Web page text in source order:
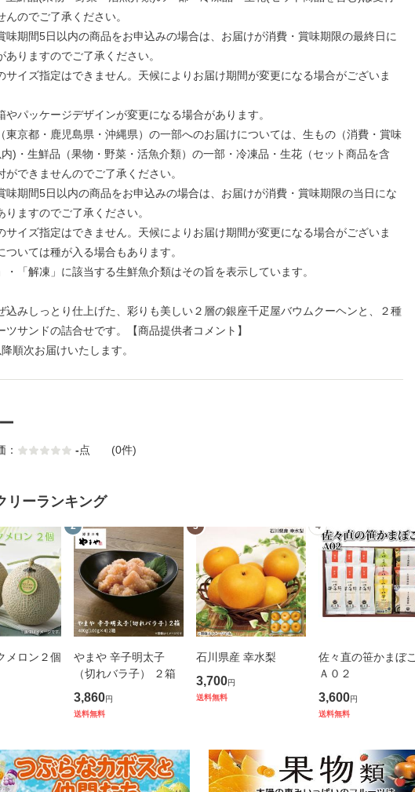
んのでご了承ください。
味期間5日以内の商品をお申込みの場合は、お届けが消費・賞味期限の最終日に
ありますのでご了承ください。
サイズ指定はできません。天候によりお届け期間が変更になる場合がございま
パッケージデザインが変更になる場合があります。
東京都・鹿児島県・沖縄県）の一部へのお届けについては、生もの（消費・賞味
)・生鮮品（果物・野菜・活魚介類）の一部・冷凍品・生花（セット商品を含
ができませんのでご了承ください。
味期間5日以内の商品をお申込みの場合は、お届けが消費・賞味期限の当日にな
りますのでご了承ください。
サイズ指定はできません。天候によりお届け期間が変更になる場合がございま
ついては種が入る場合もあります。
「解凍」に該当する生鮮魚介類はその旨を表示しています。
込みしっとり仕上げた、彩りも美しい２層の銀座千疋屋バウムクーヘンと、２種
ツサンドの詰合せです。【商品提供者コメント】
順次お届けいたします。
： -点 (0件)
リーランキング
メロン２個
2
やまや 辛子明太子
（切れバラ子） ２箱
3,860円
送料無料
3
石川県産 幸水梨
3,700円
送料無料
4
佐々直の笹かまぼこ
Ａ０２
3,600円
送料無料